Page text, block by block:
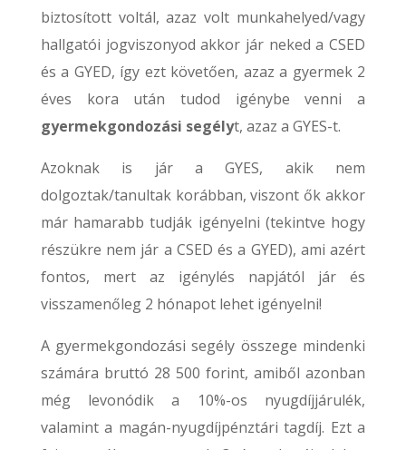
biztosított voltál, azaz volt munkahelyed/vagy
hallgatói jogviszonyod akkor jár neked a CSED
és a GYED, így ezt követően, azaz a gyermek 2
éves kora után tudod igénybe venni a
gyermekgondozási segélyt, azaz a GYES-t.
Azoknak is jár a GYES, akik nem
dolgoztak/tanultak korábban, viszont ők akkor
már hamarabb tudják igényelni (tekintve hogy
részükre nem jár a CSED és a GYED), ami azért
fontos, mert az igénylés napjától jár és
visszamenőleg 2 hónapot lehet igényelni!
A gyermekgondozási segély összege mindenki
számára bruttó 28 500 forint, amiből azonban
még levonódik a 10%-os nyugdíjjárulék,
valamint a magán-nyugdíjpénztári tagdíj. Ezt a